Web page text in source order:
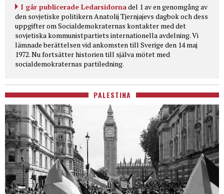
I går publicerade Ledarsidornadel 1 av en genomgång av
den sovjetiske politikern Anatolij Tjernjajevs dagbok och dess
uppgifter om Socialdemokraternas kontakter med det
sovjetiska kommunistpartiets internationella avdelning. Vi
lämnade berättelsen vid ankomsten till Sverige den 14 maj
1972. Nu fortsätter historien till själva mötet med
socialdemokraternas partiledning.
PALESTINA